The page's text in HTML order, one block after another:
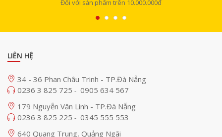
Đối với sản phẩm trên 10.000.000đ
LIÊN HỆ
34 - 36 Phan Châu Trinh - TP.Đà Nẵng
0236 3 825 725 - 0905 634 567
179 Nguyễn Văn Linh - TP.Đà Nẵng
0236 3 825 225 - 0345 555 553
640 Quang Trung, Quảng Ngãi